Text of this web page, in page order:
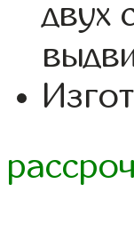
двух